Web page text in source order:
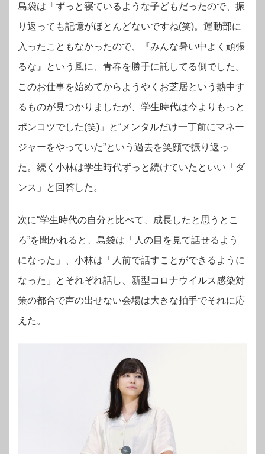
島袋は「ずっと寝ているような子どもだったので、振
り返っても記憶がほとんどないですね(笑)。運動部に
入ったこともなかったので、『みんな暑い中よく頑張
るな』という風に、青春を勝手に託してる側でした。
このお仕事を始めてからようやくお芝居という熱中す
るものが見つかりましたが、学生時代は今よりもっと
ポンコツでした(笑)」と“メンタルだけ一丁前にマネー
ジャーをやっていた”という過去を笑顔で振り返っ
た。続く小林は学生時代ずっと続けていたといい「ダ
ンス」と回答した。
次に“学生時代の自分と比べて、成長したと思うとこ
ろ”を聞かれると、島袋は「人の目を見て話せるよう
になった」、小林は「人前で話すことができるように
なった」とそれぞれ話し、新型コロナウイルス感染対
策の都合で声の出せない会場は大きな拍手でそれに応
えた。